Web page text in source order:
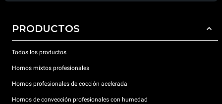
PRODUCTOS
Todos los productos
Hornos mixtos profesionales
Hornos profesionales de cocción acelerada
Hornos de convección profesionales con humedad